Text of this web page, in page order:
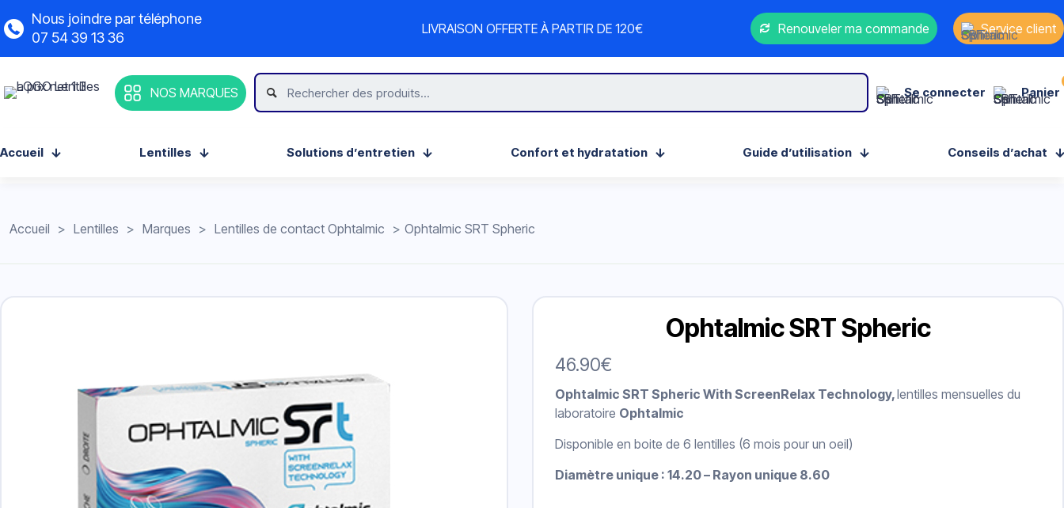
Nous joindre par téléphone
07 54 39 13 36
LIVRAISON OFFERTE À PARTIR DE 120€ Renouveler ma commande Service client
NOS MARQUES Se connecter Panier
Accueil Lentilles Solutions d’entretien Confort et hydratation Guide d’utilisation Conseils d’achat
Accueil > Lentilles > Marques > Lentilles de contact Ophtalmic > Ophtalmic SRT Spheric
Ophtalmic SRT Spheric
46.90€
Ophtalmic SRT Spheric With ScreenRelax Technology,lentilles mensuelles du
laboratoire Ophtalmic
Disponible en boite de 6 lentilles (6 mois pour un oeil)
Diamètre unique : 14.20 – Rayon unique 8.60